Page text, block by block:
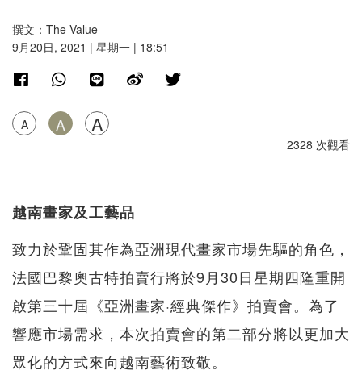
撰文：The Value
9月20日, 2021 | 星期一 | 18:51
A A A
2328 次觀看
越南畫家及工藝品
致力於鞏固其作為亞洲現代畫家市場先驅的角色，
法國巴黎奧古特拍賣行將於9月30日星期四隆重開
啟第三十屆《亞洲畫家·經典傑作》拍賣會。為了
響應市場需求，本次拍賣會的第二部分將以更加大
眾化的方式來向越南藝術致敬。